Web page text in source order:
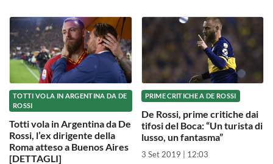
TOTTI VOLA IN ARGENTINA DA DE
ROSSI
Totti vola in Argentina da De
Rossi, l’ex dirigente della
Roma atteso a Buenos Aires
[DETTAGLI]
PRIME CRITICHE A DE ROSSI
De Rossi, prime critiche dai
tifosi del Boca: “Un turista di
lusso, un fantasma”
3 Set 2019 | 12:03